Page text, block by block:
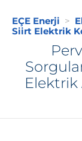
EÇE Enerji
Siirt Elektrik
Elektrik